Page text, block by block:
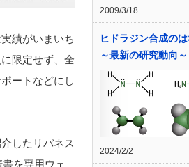
績がいまいち
限定せず、全
ートなどにし
したリバネス
を専用ウェ
2009/3/18
ヒドラジン合成の
～最新の研究動向～
2024/2/2